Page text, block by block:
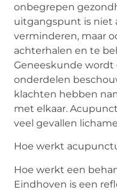
onbegrepen
uitgangspunt is niet
verminderen, maar
achterhalen en te
Geneeskunde wordt
onderdelen
klachten hebben
met elkaar.
veel gevallen
Hoe werkt
Hoe werkt een
Eindhoven is een